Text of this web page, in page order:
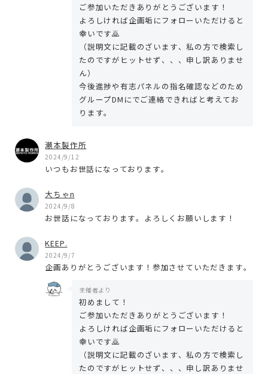
ご参加いただきありがとうございます！
よろしければ企画垢にフォローいただけると
幸いです🙇
（説明文に記載のざいます、私の方で検索し
たのですがヒットせず、、、申し訳ありませ
ん）
今後進捗や有志パネルの指名確認などのため
グループDMにでご連絡できればと考えてお
ります。
瀬本製作所
2024/9/12
いつもお世話になっております。
大ちゃn
2024/9/8
お世話になっております。よろしくお願いします！
KEEP.
2024/9/7
企画ありがとうございます！参加させていただきます。
主催者より
初めまして！
ご参加いただきありがとうございます！
よろしければ企画垢にフォローいただけると
幸いです🙇
（説明文に記載のざいます、私の方で検索し
たのですがヒットせず、、、申し訳ありませ